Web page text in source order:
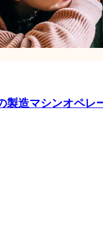
製造マシンオペ